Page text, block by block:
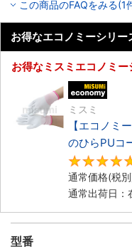
この商品のFAQをみる(1
お得なエコノミーシリー
お得なミスミエコノミー
ミスミ
【エコノミ
のひらPUコ
通常価格(税別
通常出荷日：
型番